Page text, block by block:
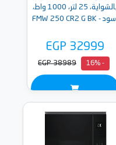
بالشواية، 25 لتر، 1000 واط،
اسود - FMW 250 CR2 G BK
EGP 32999
- 16%
EGP 38989